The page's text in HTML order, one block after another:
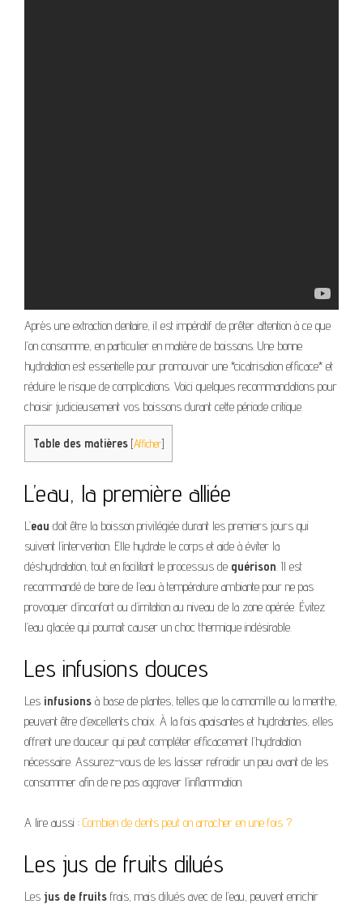
Après une extraction dentaire, il est impératif de prêter attention à ce que
l’on consomme, en particulier en matière de boissons. Une bonne
hydratation est essentielle pour promouvoir une *cicatrisation efficace* et
réduire le risque de complications. Voici quelques recommandations pour
choisir judicieusement vos boissons durant cette période critique.
Table des matières [Afficher]
L’eau, la première alliée
L’eau doit être la boisson privilégiée durant les premiers jours qui
suivent l’intervention. Elle hydrate le corps et aide à éviter la
déshydratation, tout en facilitant le processus de guérison. Il est
recommandé de boire de l’eau à température ambiante pour ne pas
provoquer d’inconfort ou d’irritation au niveau de la zone opérée. Évitez
l’eau glacée qui pourrait causer un choc thermique indésirable.
Les infusions douces
Les infusions à base de plantes, telles que la camomille ou la menthe,
peuvent être d’excellents choix. À la fois apaisantes et hydratantes, elles
offrent une douceur qui peut compléter efficacement l’hydratation
nécessaire. Assurez-vous de les laisser refroidir un peu avant de les
consommer afin de ne pas aggraver l’inflammation.
A lire aussi : Combien de dents peut on arracher en une fois ?
Les jus de fruits dilués
Les jus de fruits frais, mais dilués avec de l’eau, peuvent enrichir